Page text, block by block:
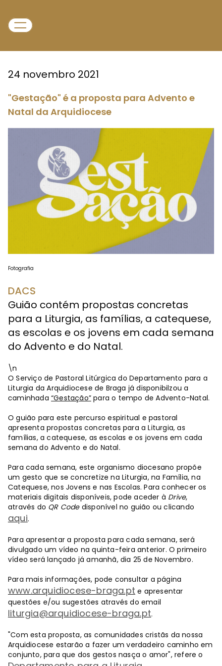
24 novembro 2021
"Gestação" é a proposta para Advento e
Natal da Arquidiocese
Fotografia
DACS
Guião contém propostas concretas
para a Liturgia, as famílias, a catequese,
as escolas e os jovens em cada semana
do Advento e do Natal.
\n
O Serviço de Pastoral Litúrgica do Departamento para a
Liturgia da Arquidiocese de Braga já disponibilzou a
caminhada “Gestação” para o tempo de Advento-Natal.
O guião para este percurso espiritual e pastoral
apresenta propostas concretas para a Liturgia, as
famílias, a catequese, as escolas e os jovens em cada
semana do Advento e do Natal.
Para cada semana, este organismo diocesano propõe
um gesto que se concretize na Liturgia, na Família, na
Catequese, nos Jovens e nas Escolas. Para conhecer os
materiais digitais disponíveis, pode aceder à Drive,
através do QR Codedisponível no guião ou clicando
aqui.
Para apresentar a proposta para cada semana, será
divulgado um vídeo na quinta-feira anterior. O primeiro
vídeo será lançado já amanhã, dia 25 de Novembro.
Para mais informações, pode consultar a página
www.arquidiocese-braga.pt e apresentar
questões e/ou sugestões através do email
liturgia@arquidiocese-braga.pt.
"Com esta proposta, as comunidades cristãs da nossa
Arquidiocese estarão a fazer um verdadeiro caminho em
conjunto, para que dos gestos nasça o amor", refere o